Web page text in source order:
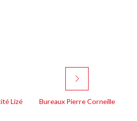
Lizé Bureaux Pierre Corneille